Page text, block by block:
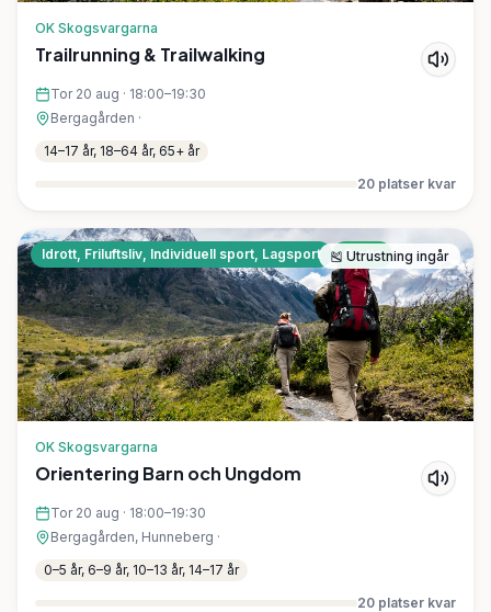
OK Skogsvargarna
Trailrunning & Trailwalking
Tor 20 aug · 18:00–19:30
Bergagården ·
14–17 år, 18–64 år, 65+ år
20 platser kvar
Idrott, Friluftsliv, Individuell sport, Lagsport Gratis
🎽 Utrustning ingår
OK Skogsvargarna
Orientering Barn och Ungdom
Tor 20 aug · 18:00–19:30
Bergagården, Hunneberg ·
0–5 år, 6–9 år, 10–13 år, 14–17 år
20 platser kvar